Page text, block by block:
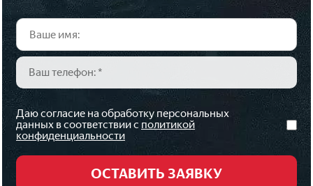
Даю согласие на обработку персональных
данных в соответствии с политикой
конфиденциальности